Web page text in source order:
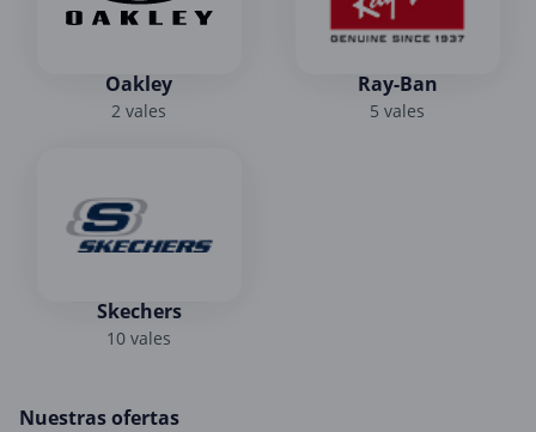
Oakley
2 vales
Ray-Ban
5 vales
Skechers
10 vales
Nuestras ofertas